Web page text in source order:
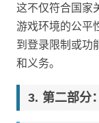
这不仅符合国家
游戏环境的公平
到登录限制或功
和义务。
第二部分